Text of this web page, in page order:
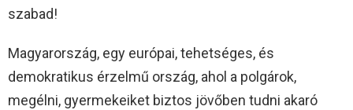
szabad!
Magyarország, egy európai, tehetséges, és
demokratikus érzelmű ország, ahol a polgárok,
megélni, gyermekeiket biztos jövőben tudni akaró